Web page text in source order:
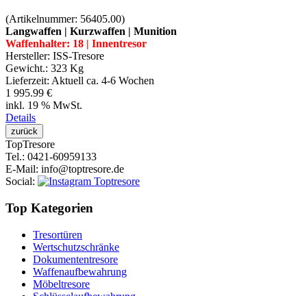
(Artikelnummer: 56405.00)
Langwaffen | Kurzwaffen | Munition
Waffenhalter: 18 | Innentresor
Hersteller: ISS-Tresore
Gewicht.: 323 Kg
Lieferzeit: Aktuell ca. 4-6 Wochen
1 995.99 €
inkl. 19 % MwSt.
Details
TopTresore
Tel.: 0421-60959133
E-Mail: info@toptresore.de
Social:
Top Kategorien
Tresortüren
Wertschutzschränke
Dokumententresore
Waffenaufbewahrung
Möbeltresore